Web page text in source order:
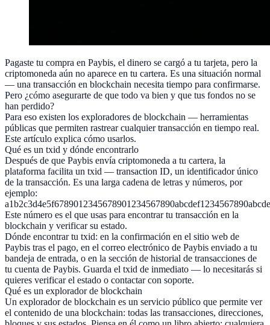
Pagaste tu compra en Paybis, el dinero se cargó a tu tarjeta, pero la
criptomoneda aún no aparece en tu cartera. Es una situación normal
— una transacción en blockchain necesita tiempo para confirmarse.
Pero ¿cómo asegurarte de que todo va bien y que tus fondos no se
han perdido?
Para eso existen los exploradores de blockchain — herramientas
públicas que permiten rastrear cualquier transacción en tiempo real.
Este artículo explica cómo usarlos.
Qué es un txid y dónde encontrarlo
Después de que Paybis envía criptomoneda a tu cartera, la
plataforma facilita un txid — transaction ID, un identificador único
de la transacción. Es una larga cadena de letras y números, por
ejemplo:
Este número es el que usas para encontrar tu transacción en la
blockchain y verificar su estado.
Dónde encontrar tu txid: en la confirmación en el sitio web de
Paybis tras el pago, en el correo electrónico de Paybis enviado a tu
bandeja de entrada, o en la sección de historial de transacciones de
tu cuenta de Paybis. Guarda el txid de inmediato — lo necesitarás si
quieres verificar el estado o contactar con soporte.
Qué es un explorador de blockchain
Un explorador de blockchain es un servicio público que permite ver
el contenido de una blockchain: todas las transacciones, direcciones,